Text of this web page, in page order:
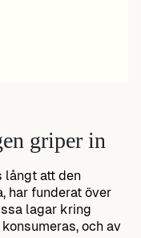
griper in
långt att den
har funderat över
lagar kring
och av